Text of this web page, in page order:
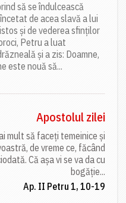
să se îndulcească
de acea slavă a lui
și de vederea sfinților
Petru a luat
și a zis: Doamne,
este nouă să...
Apostolul zilei
mult să faceți temeinice și
de vreme ce, făcând
Că așa vi se va da cu
bogăție...
Ap. II Petru 1, 10-19